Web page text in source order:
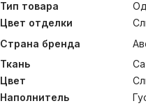
Тип товара
Цвет отделки
Страна бренда
Ткань
Цвет
Наполнитель